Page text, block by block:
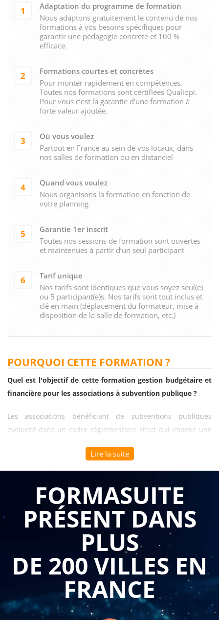
1
Adaptation du programme de formation
Nous adaptons gratuitement le contenu de nos
formations à vos besoins spécifiques pour
garantir une pédagogie concrète et 100 %
efficace.
2
Formations courtes et concrètes
Pour monter rapidement en compétences.
Toutes nos formations sont certifiées Qualiopi.
Pour vous c’est la garantie d’une formation à
forte valeur ajoutée.
3
Où vous voulez
Partout en France au sein de vos locaux, dans
nos salles de formation ou en distanciel
4
Quand vous voulez
Nous organisons la formation en fonction de
votre planning
5
Garantie 1er inscrit
Toutes nos sessions de formation sont ouvertes
et maintenues à partir d’un seul participant
6
Tarif unique
Nos tarifs sont identiques que vous soyez seul(e)
ou 5 participant(e)s. Nos tarifs sont tout inclus et
clé en main (déplacement du formateur, mise à
disposition de la salle de formation, etc.)
POURQUOI CETTE FORMATION ?
Quel est l'objectif de cette formation gestion budgétaire et
financière pour les associations à subvention publique ?
Les associations bénéficiant de subventions publiques
évoluent dans un cadre réglementaire strict qui impose une
financières. Entre obligations de transparence, justification
des dépenses et respect des conventions avec les financeurs
compétences solides en comptabilité et pilotage budgétaire.
formation gestion budgétaire et financière pour les
associations à subvention publiquepermet aux
professionnels du secteur associatif d'acquérir une maîtrise
complète des outils et méthodes nécessaires à une gestion
financière conforme et performante.
Se former à la comptabilité associative représente un
investissement stratégique pour toute structure recevant des
fonds publics. Cette formation permet de comprendre en
Lire la suite
FORMASUITE
PRÉSENT DANS
PLUS
DE 200 VILLES EN
FRANCE